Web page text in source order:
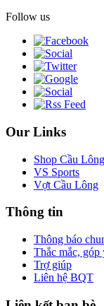
Follow us
Our Links
Shop Cầu Lông
VS Sports
Vợt Cầu Lông
Thông tin
Thông báo
Thắc mắc, góp
Trợ giúp
Liên hệ BQT